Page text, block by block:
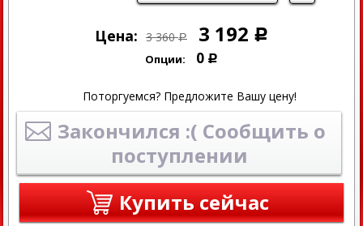
Цена: 3 360 Р 3 192 Р
Опции: 0 Р
Поторгуемся? Предложите Вашу цену!
Закончился :( Сообщить о
поступлении
Купить сейчас